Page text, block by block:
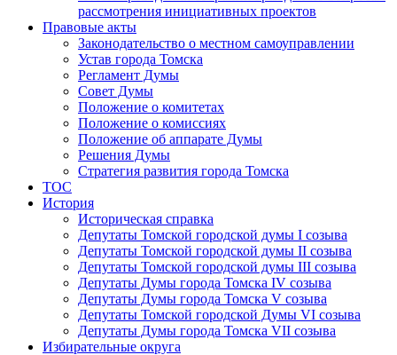
рассмотрения инициативных проектов
Правовые акты
Законодательство о местном самоуправлении
Устав города Томска
Регламент Думы
Совет Думы
Положение о комитетах
Положение о комиссиях
Положение об аппарате Думы
Решения Думы
Стратегия развития города Томска
ТОС
История
Историческая справка
Депутаты Томской городской думы I созыва
Депутаты Томской городской думы II созыва
Депутаты Томской городской думы III созыва
Депутаты Думы города Томска IV созыва
Депутаты Думы города Томска V созыва
Депутаты Томской городской Думы VI созыва
Депутаты Думы города Томска VII созыва
Избирательные округа